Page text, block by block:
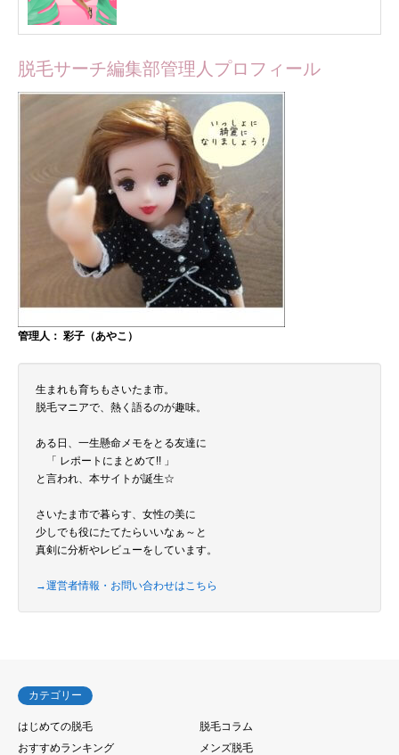
脱毛サーチ編集部管理人プロフィール
管理人： 彩子（あやこ）
生まれも育ちもさいたま市。
脱毛マニアで、熱く語るのが趣味。
ある日、一生懸命メモをとる友達に
「 レポートにまとめて!! 」
と言われ、本サイトが誕生☆
さいたま市で暮らす、女性の美に
少しでも役にたてたらいいなぁ～と
真剣に分析やレビューをしています。
→運営者情報・お問い合わせはこちら
カテゴリー
はじめての脱毛
脱毛コラム
おすすめランキング
メンズ脱毛